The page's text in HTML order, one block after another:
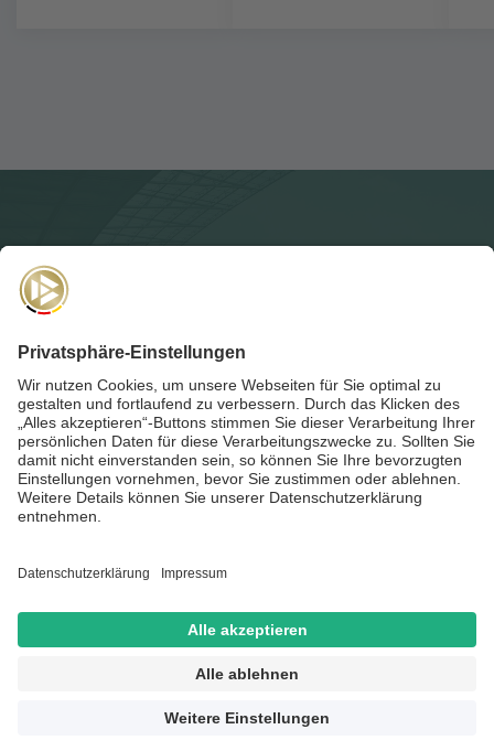
Für dieAkademie-Postanmelden und auf dem Laufenden
bleiben!